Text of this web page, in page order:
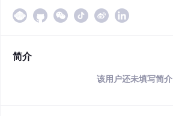
简介
该用户还未填写简介